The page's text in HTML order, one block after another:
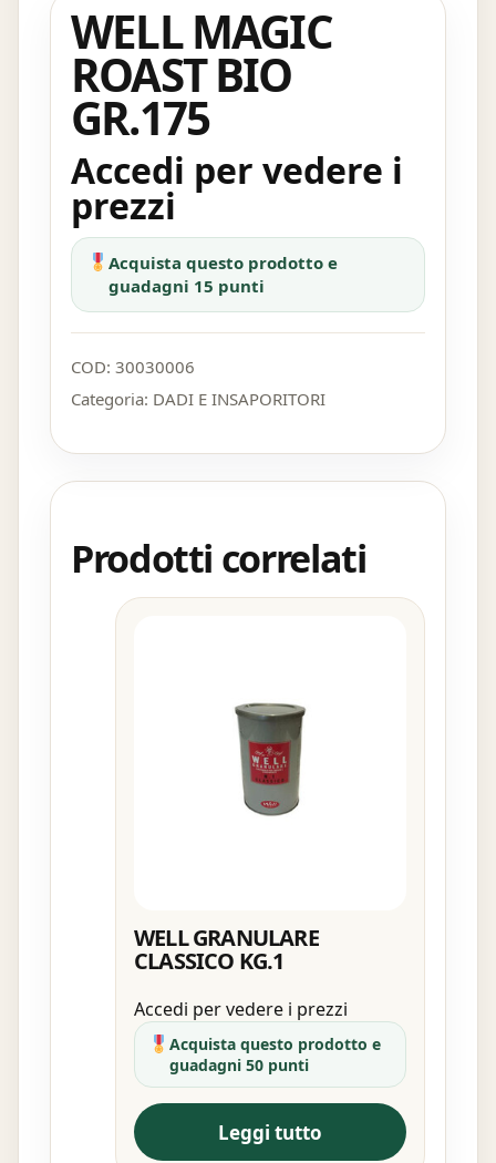
WELL MAGIC
ROAST BIO
GR.175
Accedi per vedere i
prezzi
Acquista questo prodotto e
guadagni 15 punti
COD: 30030006
Categoria: DADI E INSAPORITORI
Prodotti correlati
WELL GRANULARE
CLASSICO KG.1
Accedi per vedere i prezzi
Acquista questo prodotto e
guadagni 50 punti
Leggi tutto